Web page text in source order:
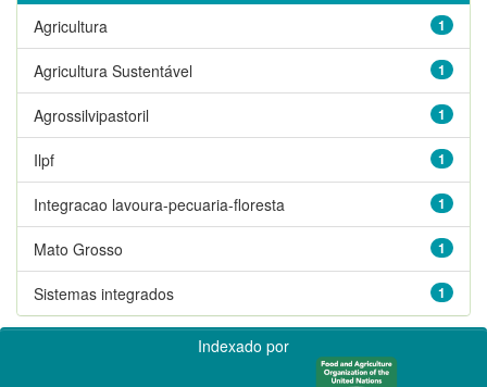
1
Agricultura
1
Agricultura Sustentável
1
Agrossilvipastoril
1
Ilpf
1
Integracao lavoura-pecuaria-floresta
1
Mato Grosso
1
Sistemas integrados
Indexado por